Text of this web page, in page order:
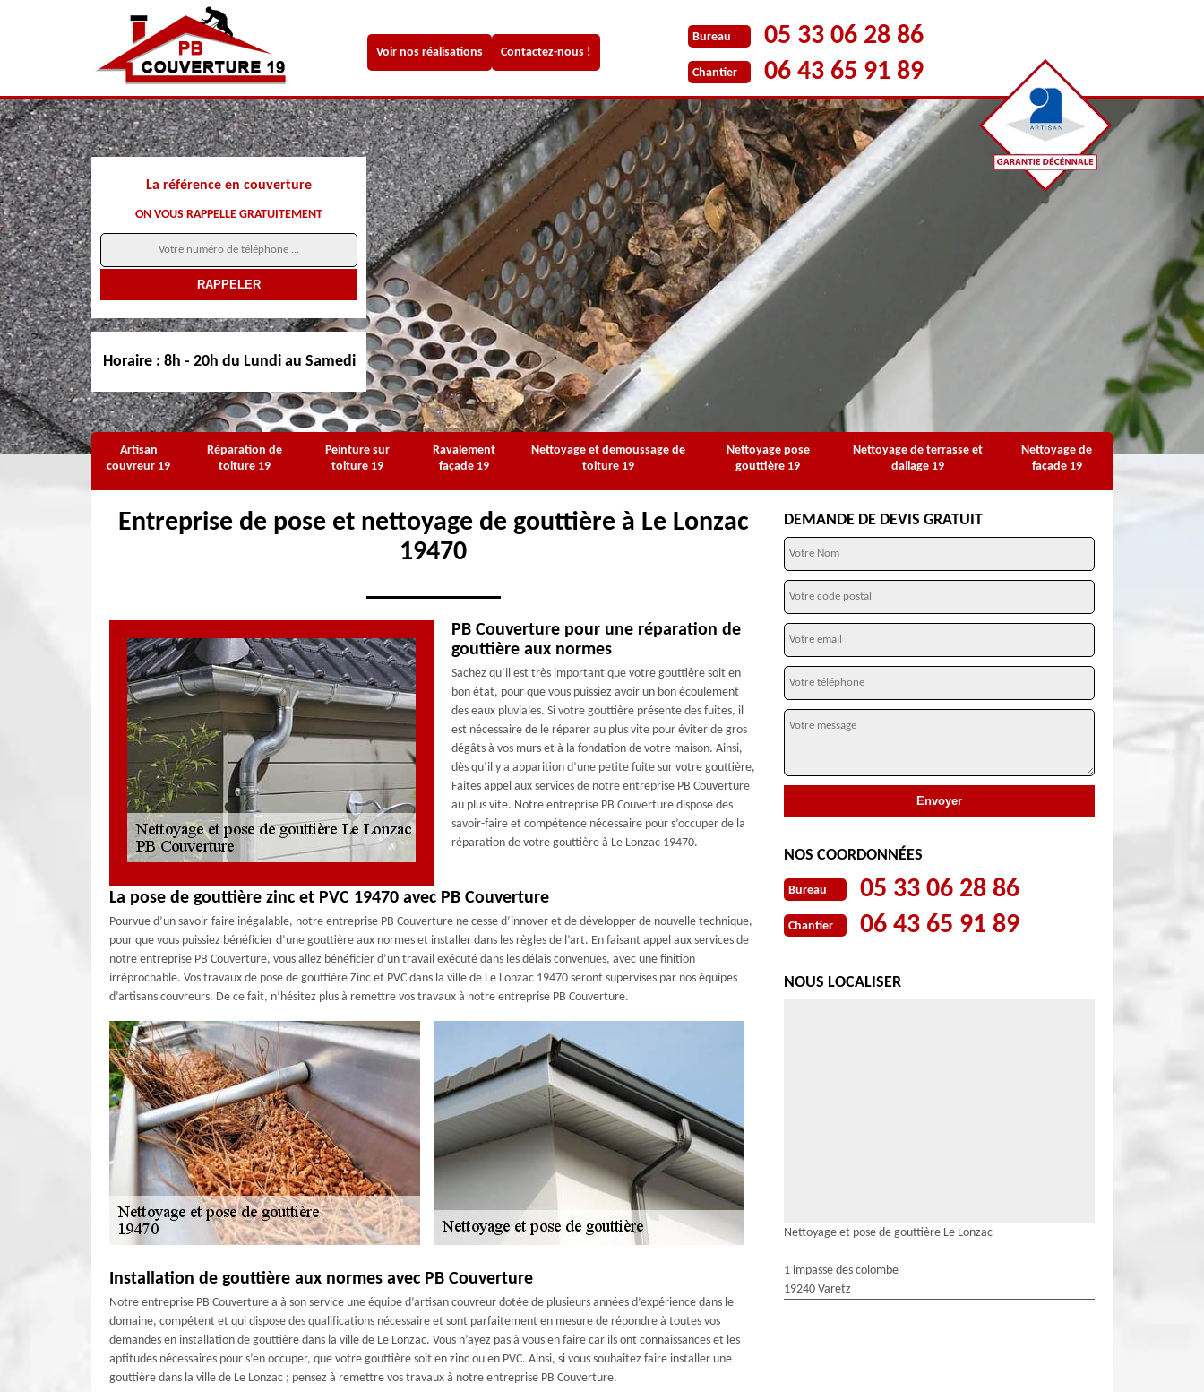
Voir nos réalisations Contactez-nous !
Bureau 05 33 06 28 86
Chantier 06 43 65 91 89
La référence en couverture
ON VOUS RAPPELLE GRATUITEMENT
Horaire : 8h - 20h du Lundi au Samedi
Artisan
couvreur 19
Réparation de
toiture 19
Peinture sur
toiture 19
Ravalement
façade 19
Nettoyage et demoussage de
toiture 19
Nettoyage pose
gouttière 19
Nettoyage de terrasse et
dallage 19
Nettoyage de
façade 19
Entreprise de pose et nettoyage de gouttière à Le Lonzac
19470
PB Couverture pour une réparation de
gouttière aux normes
Sachez qu’il est très important que votre gouttière soit en
bon état, pour que vous puissiez avoir un bon écoulement
des eaux pluviales. Si votre gouttière présente des fuites, il
est nécessaire de le réparer au plus vite pour éviter de gros
dégâts à vos murs et à la fondation de votre maison. Ainsi,
dès qu’il y a apparition d’une petite fuite sur votre gouttière,
Faites appel aux services de notre entreprise PB Couverture
au plus vite. Notre entreprise PB Couverture dispose des
savoir-faire et compétence nécessaire pour s’occuper de la
réparation de votre gouttière à Le Lonzac 19470.
La pose de gouttière zinc et PVC 19470 avec PB Couverture
Pourvue d’un savoir-faire inégalable, notre entreprise PB Couverture ne cesse d’innover et de développer de nouvelle technique,
pour que vous puissiez bénéficier d’une gouttière aux normes et installer dans les règles de l’art. En faisant appel aux services de
notre entreprise PB Couverture, vous allez bénéficier d’un travail exécuté dans les délais convenues, avec une finition
irréprochable. Vos travaux de pose de gouttière Zinc et PVC dans la ville de Le Lonzac 19470 seront supervisés par nos équipes
d’artisans couvreurs. De ce fait, n’hésitez plus à remettre vos travaux à notre entreprise PB Couverture.
Installation de gouttière aux normes avec PB Couverture
Notre entreprise PB Couverture a à son service une équipe d’artisan couvreur dotée de plusieurs années d’expérience dans le
domaine, compétent et qui dispose des qualifications nécessaire et sont parfaitement en mesure de répondre à toutes vos
demandes en installation de gouttière dans la ville de Le Lonzac. Vous n’ayez pas à vous en faire car ils ont connaissances et les
aptitudes nécessaires pour s’en occuper, que votre gouttière soit en zinc ou en PVC. Ainsi, si vous souhaitez faire installer une
gouttière dans la ville de Le Lonzac ; pensez à remettre vos travaux à notre entreprise PB Couverture.
DEMANDE DE DEVIS GRATUIT
NOS COORDONNÉES
Bureau 05 33 06 28 86
Chantier 06 43 65 91 89
NOUS LOCALISER
Nettoyage et pose de gouttière Le Lonzac
1 impasse des colombe
19240 Varetz